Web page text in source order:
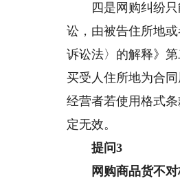
四是网购纠纷只
讼，由被告住所地
诉讼法〉的解释》
买受人住所地为合
经营者若使用格式
定无效。
提问3
网购商品货不对